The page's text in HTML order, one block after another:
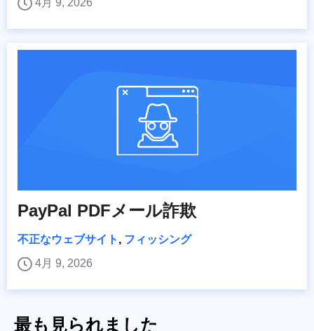
PayPal PDFメール詐欺
不正なウェブサイト , フィッシング
4月 9, 2026
最も見られました